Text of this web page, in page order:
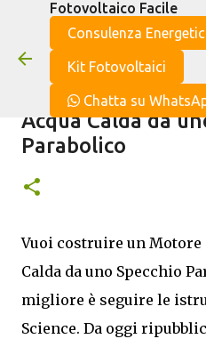
Passa ai
Fotovoltaico Facile
Consulenza
Kit Fotovoltaici
Chatta su
Costruire un
Acqua Calda da
Parabolico
Vuoi costruire un Motore
Calda da uno Specchio
migliore è seguire le
Science. Da oggi